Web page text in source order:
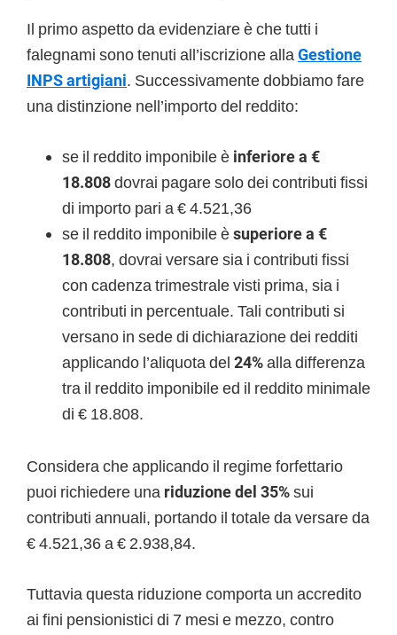
Il primo aspetto da evidenziare è che tutti i
falegnami sono tenuti all’iscrizione allaGestione
INPS artigiani. Successivamente dobbiamo fare
una distinzione nell’importo del reddito:
se il reddito imponibile è inferiore a €
18.808dovrai pagare solo dei contributi fissi
di importo pari a € 4.521,36
se il reddito imponibile èsuperiore a €
18.808, dovrai versare sia i contributi fissi
con cadenza trimestrale visti prima, sia i
contributi in percentuale. Tali contributi si
versano in sede di dichiarazione dei redditi
applicando l’aliquota del 24%alla differenza
tra il reddito imponibile ed il reddito minimale
di € 18.808.
Considera che applicando il regime forfettario
puoi richiedere una riduzione del 35%sui
contributi annuali, portando il totale da versare da
€ 4.521,36 a € 2.938,84.
Tuttavia questa riduzione comporta un accredito
ai fini pensionistici di 7 mesi e mezzo, contro